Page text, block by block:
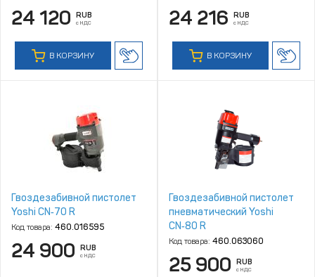
24 120 RUB
с НДС
В КОРЗИНУ
24 216 RUB
с НДС
В КОРЗИНУ
Гвоздезабивной пистолет
Yoshi CN‑70 R
Код товара: 460.016595
24 900 RUB
с НДС
Гвоздезабивной пистолет
пневматический Yoshi
CN‑80 R
Код товара: 460.063060
25 900 RUB
с НДС